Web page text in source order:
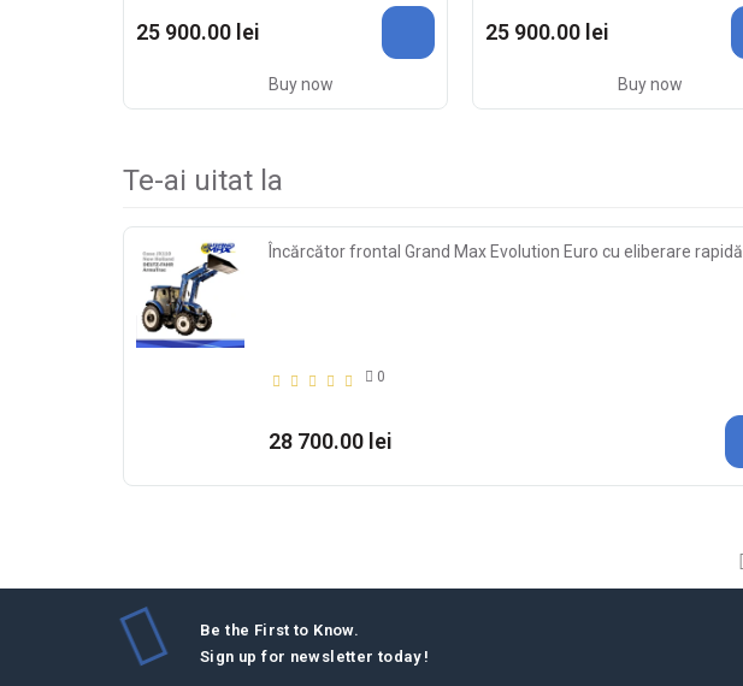
25 900.00 lei
Buy now
25 900.00 lei
Buy now
Te-ai uitat la
Încărcător frontal Grand Max Evolution Euro cu eliberare rapidă
0
28 700.00 lei
Be the First to Know.
Sign up for newsletter today !